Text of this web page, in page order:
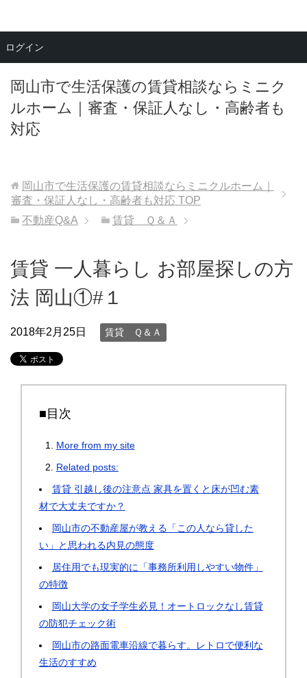
岡山市で生活保護の賃貸相談ならミニク
ルホーム｜審査・保証人なし・高齢者も
対応
メニュー
岡山市で生活保護の賃貸相談ならミニクルホーム｜
審査・保証人なし・高齢者も対応 TOP
不動産Q&A
賃貸 Ｑ＆Ａ
賃貸 一人暮らし お部屋探しの方
法 岡山①#１
2018年2月25日 賃貸 Ｑ＆Ａ
■目次
More from my site
Related posts:
賃貸 引越し後の注意点 家具を置くと床が凹む素
材で大丈夫ですか？
岡山市の不動産屋が教える「この人なら貸した
い」と思われる内見の態度
居住用でも現実的に「事務所利用しやすい物件」
の特徴
岡山大学の女子学生必見！オートロックなし賃貸
の防犯チェック術
岡山市の路面電車沿線で暮らす。レトロで便利な
生活のすすめ
ログイン